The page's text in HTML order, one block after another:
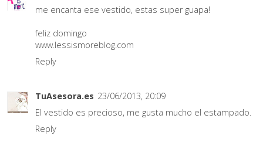
me encanta ese vestido, estas super guapa!
feliz domingo
www.lessismoreblog.com
Reply
TuAsesora.es 23/06/2013, 20:09
El vestido es precioso, me gusta mucho el estampado.
Reply